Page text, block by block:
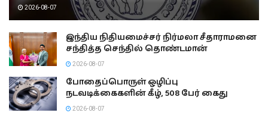
2026-08-07
இந்திய நிதியமைச்சர் நிர்மலா சீதாராமனை
சந்தித்த செந்தில் தொண்டமான்
2026-08-07
போதைப்பொருள் ஒழிப்பு
நடவடிக்கைகளின் கீழ், 508 பேர் கைது
2026-08-07